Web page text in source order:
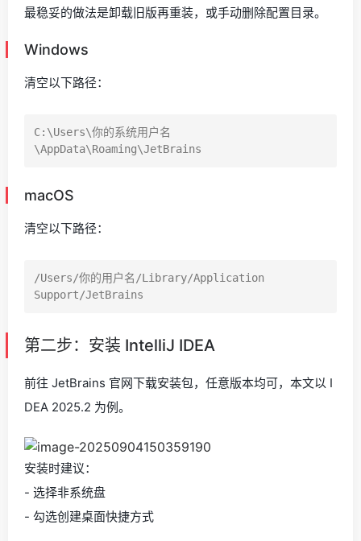
最稳妥的做法是卸载旧版再重装，或手动删除配置目录。
Windows
清空以下路径：
C:\Users\你的系统用户名
macOS
清空以下路径：
/Users/你的用户名/Library/Application
第二步：安装 IntelliJ IDEA
前往 JetBrains 官网下载安装包，任意版本均可，本文以 I
DEA 2025.2 为例。
安装时建议：
- 选择非系统盘
- 勾选创建桌面快捷方式